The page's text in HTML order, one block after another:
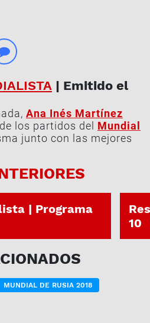
| Emitido el
Ana Inés Martínez
los partidos del Mundial
junto con las mejores
| Programa
10
MUNDIAL DE RUSIA 2018